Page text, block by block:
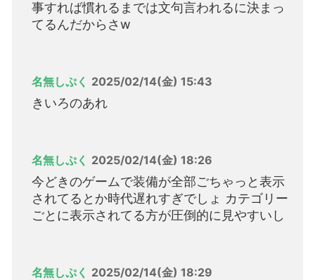
事すれば慣れるまでは文句言われるに決まっ
てるんだからさw
名無しぷく 2025/02/14(金) 15:43
きいろのあれ
名無しぷく 2025/02/14(金) 18:26
今どきのゲームで装備が全部ごちゃっと表示
されてるとか時代遅れすぎでしょ カテゴリー
ごとに表示されてる方が圧倒的に見やすいし
名無しぷく 2025/02/14(金) 18:29